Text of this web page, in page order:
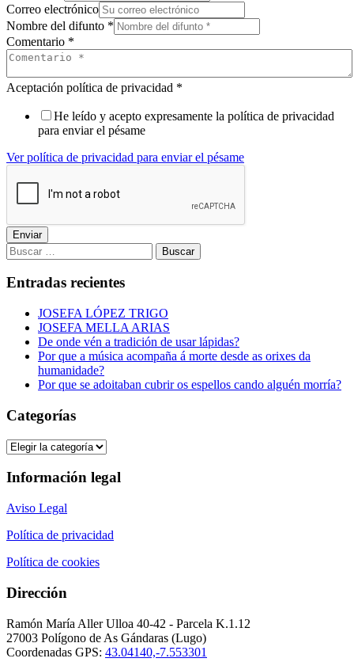
Correo electrónico
Nombre del difunto *
Comentario *
Aceptación política de privacidad *
He leído y acepto expresamente la política de privacidad
para enviar el pésame
Ver política de privacidad para enviar el pésame
Enviar
Buscar:
Entradas recientes
JOSEFA LÓPEZ TRIGO
JOSEFA MELLA ARIAS
De onde vén a tradición de usar lápidas?
Por que a música acompaña á morte desde as orixes da
humanidade?
Por que se adoitaban cubrir os espellos cando alguén morría?
Categorías
Categorías
Información legal
Aviso Legal
Política de privacidad
Política de cookies
Dirección
Ramón María Aller Ulloa 40-42 - Parcela K.1.12
27003 Polígono de As Gándaras (Lugo)
Coordenadas GPS: 43.04140,-7.553301